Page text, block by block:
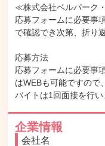
≪株式会社ベルパーク
応募フォームに必要事
で確認でき次第、折り
応募方法
応募フォームに必要事
はWEBも可能ですの
バイトは1回面接を行い
企業情報
会社名